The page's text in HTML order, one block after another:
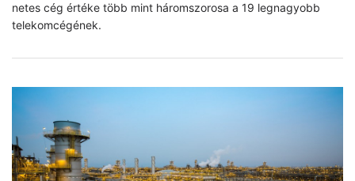
netes cég értéke több mint háromszorosa a 19 legnagyobb
telekomcégének.